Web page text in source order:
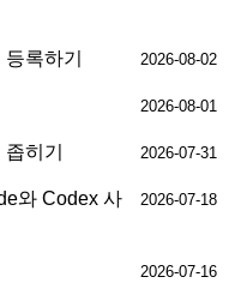
록하기 2026-08-02
2026-08-01
히기 2026-07-31
와 Codex 사
2026-07-18
2026-07-16